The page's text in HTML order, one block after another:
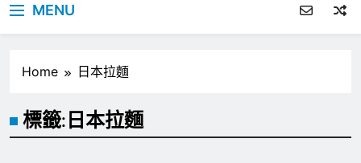
MENU
Home 日本拉麵
標籤:日本拉麵